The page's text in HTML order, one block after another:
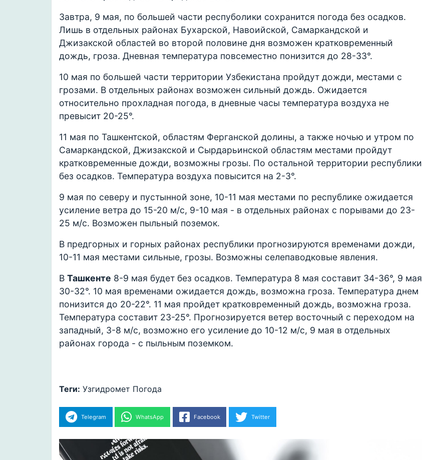
Завтра, 9 мая, по большей части респуболики сохранится погода без осадков.
Лишь в отдельных районах Бухарской, Навоийской, Самаркандской и
Джизакской областей во второй половине дня возможен кратковременный
дождь, гроза. Дневная температура повсеместно понизится до 28-33°.
10 мая по большей части территории Узбекистана пройдут дожди, местами с
грозами. В отдельных районах возможен сильный дождь. Ожидается
относительно прохладная погода, в дневные часы температура воздуха не
превысит 20-25°.
11 мая по Ташкентской, областям Ферганской долины, а также ночью и утром по
Самаркандской, Джизакской и Сырдарьинской областям местами пройдут
кратковременные дожди, возможны грозы. По остальной территории республики
без осадков. Температура воздуха повысится на 2-3°.
9 мая по северу и пустынной зоне, 10-11 мая местами по республике ожидается
усиление ветра до 15-20 м/с, 9-10 мая - в отдельных районах с порывами до 23-
25 м/с. Возможен пыльный поземок.
В предгорных и горных районах республики прогнозируются временами дожди,
10-11 мая местами сильные, грозы. Возможны селепаводковые явления.
В Ташкенте 8-9 мая будет без осадков. Температура 8 мая составит 34-36°, 9 мая
30-32°. 10 мая временами ожидается дождь, возможна гроза. Температура днем
понизится до 20-22°. 11 мая пройдет кратковременный дождь, возможна гроза.
Температура составит 23-25°. Прогнозируется ветер восточный с переходом на
западный, 3-8 м/с, возможно его усиление до 10-12 м/с, 9 мая в отдельных
районах города - с пыльным поземком.
Теги: Узгидромет Погода
Telegram WhatsApp Facebook Twitter